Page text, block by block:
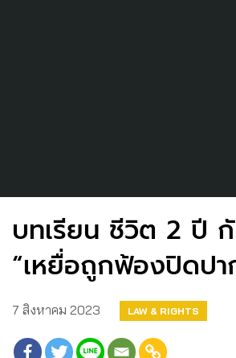
บทเรียน ชีวิต 2 ปี กั
“เหยื่อถูกฟ้องปิดปา
7 สิงหาคม 2023 LAW & RIGHTS